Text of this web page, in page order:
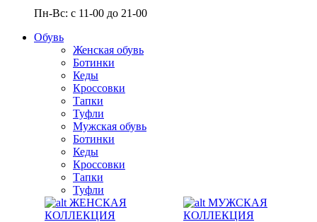
Пн-Вс: с 11-00 до 21-00
Обувь
Женская обувь
Ботинки
Кеды
Кроссовки
Тапки
Туфли
Мужская обувь
Ботинки
Кеды
Кроссовки
Тапки
Туфли
ЖЕНСКАЯ
КОЛЛЕКЦИЯ
МУЖСКАЯ
КОЛЛЕКЦИЯ